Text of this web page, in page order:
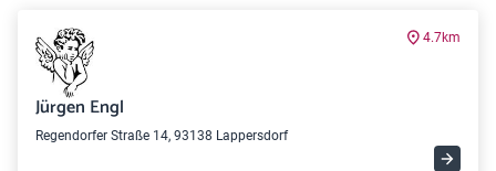
4.7km
Jürgen Engl
Regendorfer Straße 14, 93138 Lappersdorf